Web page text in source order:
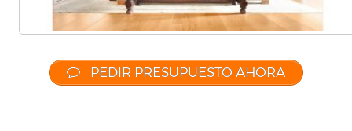
PEDIR PRESUPUESTO AHORA